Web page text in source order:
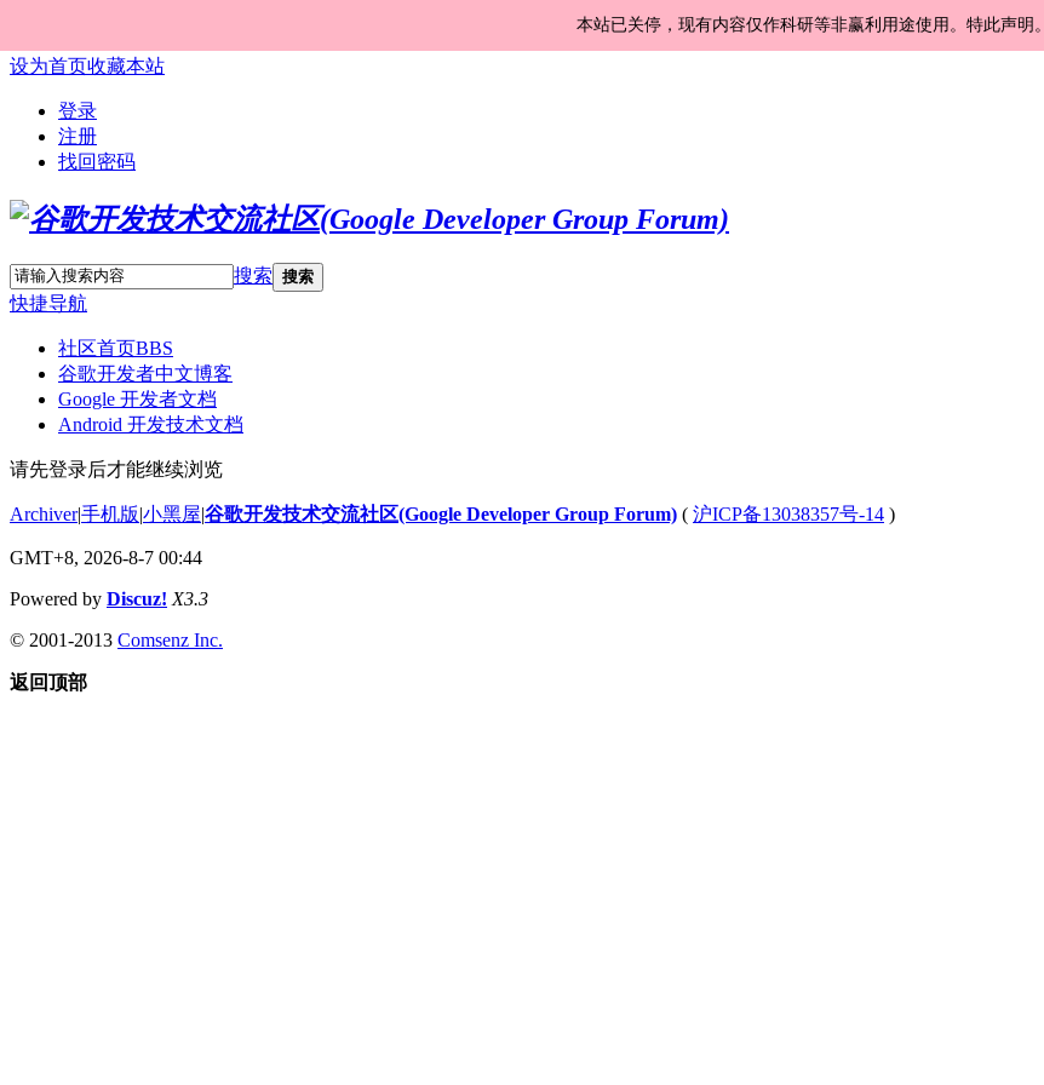
本站已关停，现有内容仅作科研等非赢利用途使用。特此声明。
设为首页收藏本站
登录
注册
找回密码
搜索 搜索
快捷导航
社区首页BBS
谷歌开发者中文博客
Google 开发者文档
Android 开发技术文档
请先登录后才能继续浏览
Archiver|手机版|小黑屋|谷歌开发技术交流社区(Google Developer Group Forum) ( 沪ICP备13038357号-14 )
GMT+8, 2026-8-7 00:44
Powered by Discuz! X3.3
© 2001-2013 Comsenz Inc.
返回顶部